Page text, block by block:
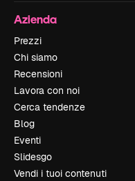
Azienda
Prezzi
Chi siamo
Recensioni
Lavora con noi
Cerca tendenze
Blog
Eventi
Slidesgo
Vendi i tuoi contenuti